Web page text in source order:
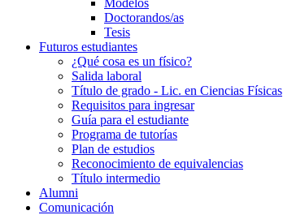
Doctorandos/as
Tesis
Futuros estudiantes
¿Qué cosa es un físico?
Salida laboral
Título de grado - Lic. en Ciencias Físicas
Requisitos para ingresar
Guía para el estudiante
Programa de tutorías
Plan de estudios
Reconocimiento de equivalencias
Título intermedio
Alumni
Comunicación